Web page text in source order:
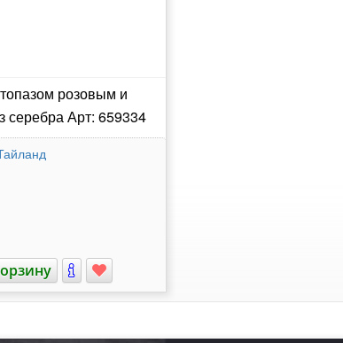
розовым и
серебра Арт: 659334